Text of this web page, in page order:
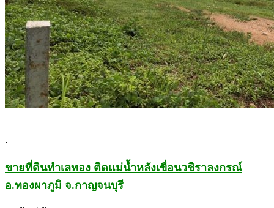
.
ขายที่ดินทำเลทอง ติดแม่น้ำหลังเขื่อนวชิราลงกรณ์
อ.ทองผาภูมิ จ.กาญจนบุรี